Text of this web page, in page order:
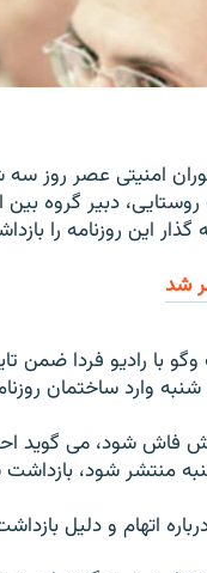
امنيتی عصر روز
روستايی، دبير گروه
اين روزنامه را
شد
با راديو فردا ضمن
وارد ساختمان
شود، می گويد
منتشر شود،
اتهام و دليل